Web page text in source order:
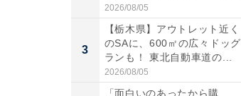
2026/08/05
3
【栃木県】アウトレット近く
のSAに、600㎡の広々ドッグ
ランも！ 東北自動車道の...
2026/08/05
「面白いのあったから購